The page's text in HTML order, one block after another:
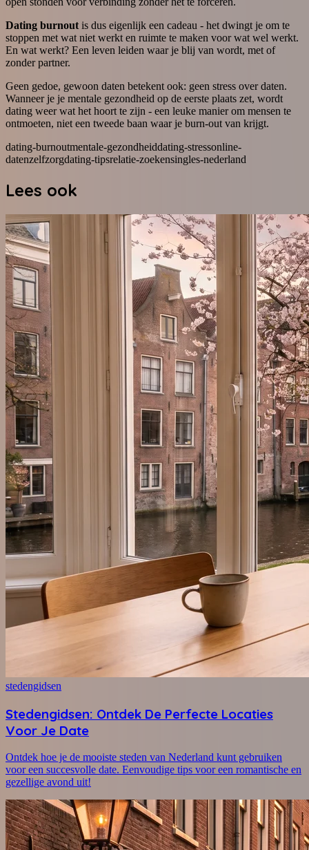
Dating burnout is dus eigenlijk een cadeau - het dwingt je om te
stoppen met wat niet werkt en ruimte te maken voor wat wel werkt.
En wat werkt? Een leven leiden waar je blij van wordt, met of
zonder partner.
Geen gedoe, gewoon daten betekent ook: geen stress over daten.
Wanneer je je mentale gezondheid op de eerste plaats zet, wordt
dating weer wat het hoort te zijn - een leuke manier om mensen te
ontmoeten, niet een tweede baan waar je burn-out van krijgt.
dating-burnoutmentale-gezondheiddating-stressonline-
datenzelfzorgdating-tipsrelatie-zoekensingles-nederland
Lees ook
stedengidsen
Stedengidsen: Ontdek De Perfecte Locaties
Voor Je Date
Ontdek hoe je de mooiste steden van Nederland kunt gebruiken
voor een succesvolle date. Eenvoudige tips voor een romantische en
gezellige avond uit!